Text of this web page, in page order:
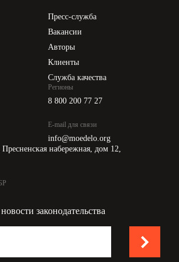
Пресс-служба
Вакансии
Авторы
Клиенты
Служба качества
Регионы
8 800 200 77 27
E-mail для связи
info@moedelo.org
набережная, дом 12,
законодательства